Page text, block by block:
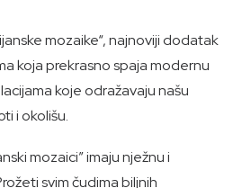
mozaike“, najnoviji dodatak
koja prekrasno spaja modernu
koje odražavaju našu
i okolišu.
mozaici” imaju nježnu i
svim čudima biljnih